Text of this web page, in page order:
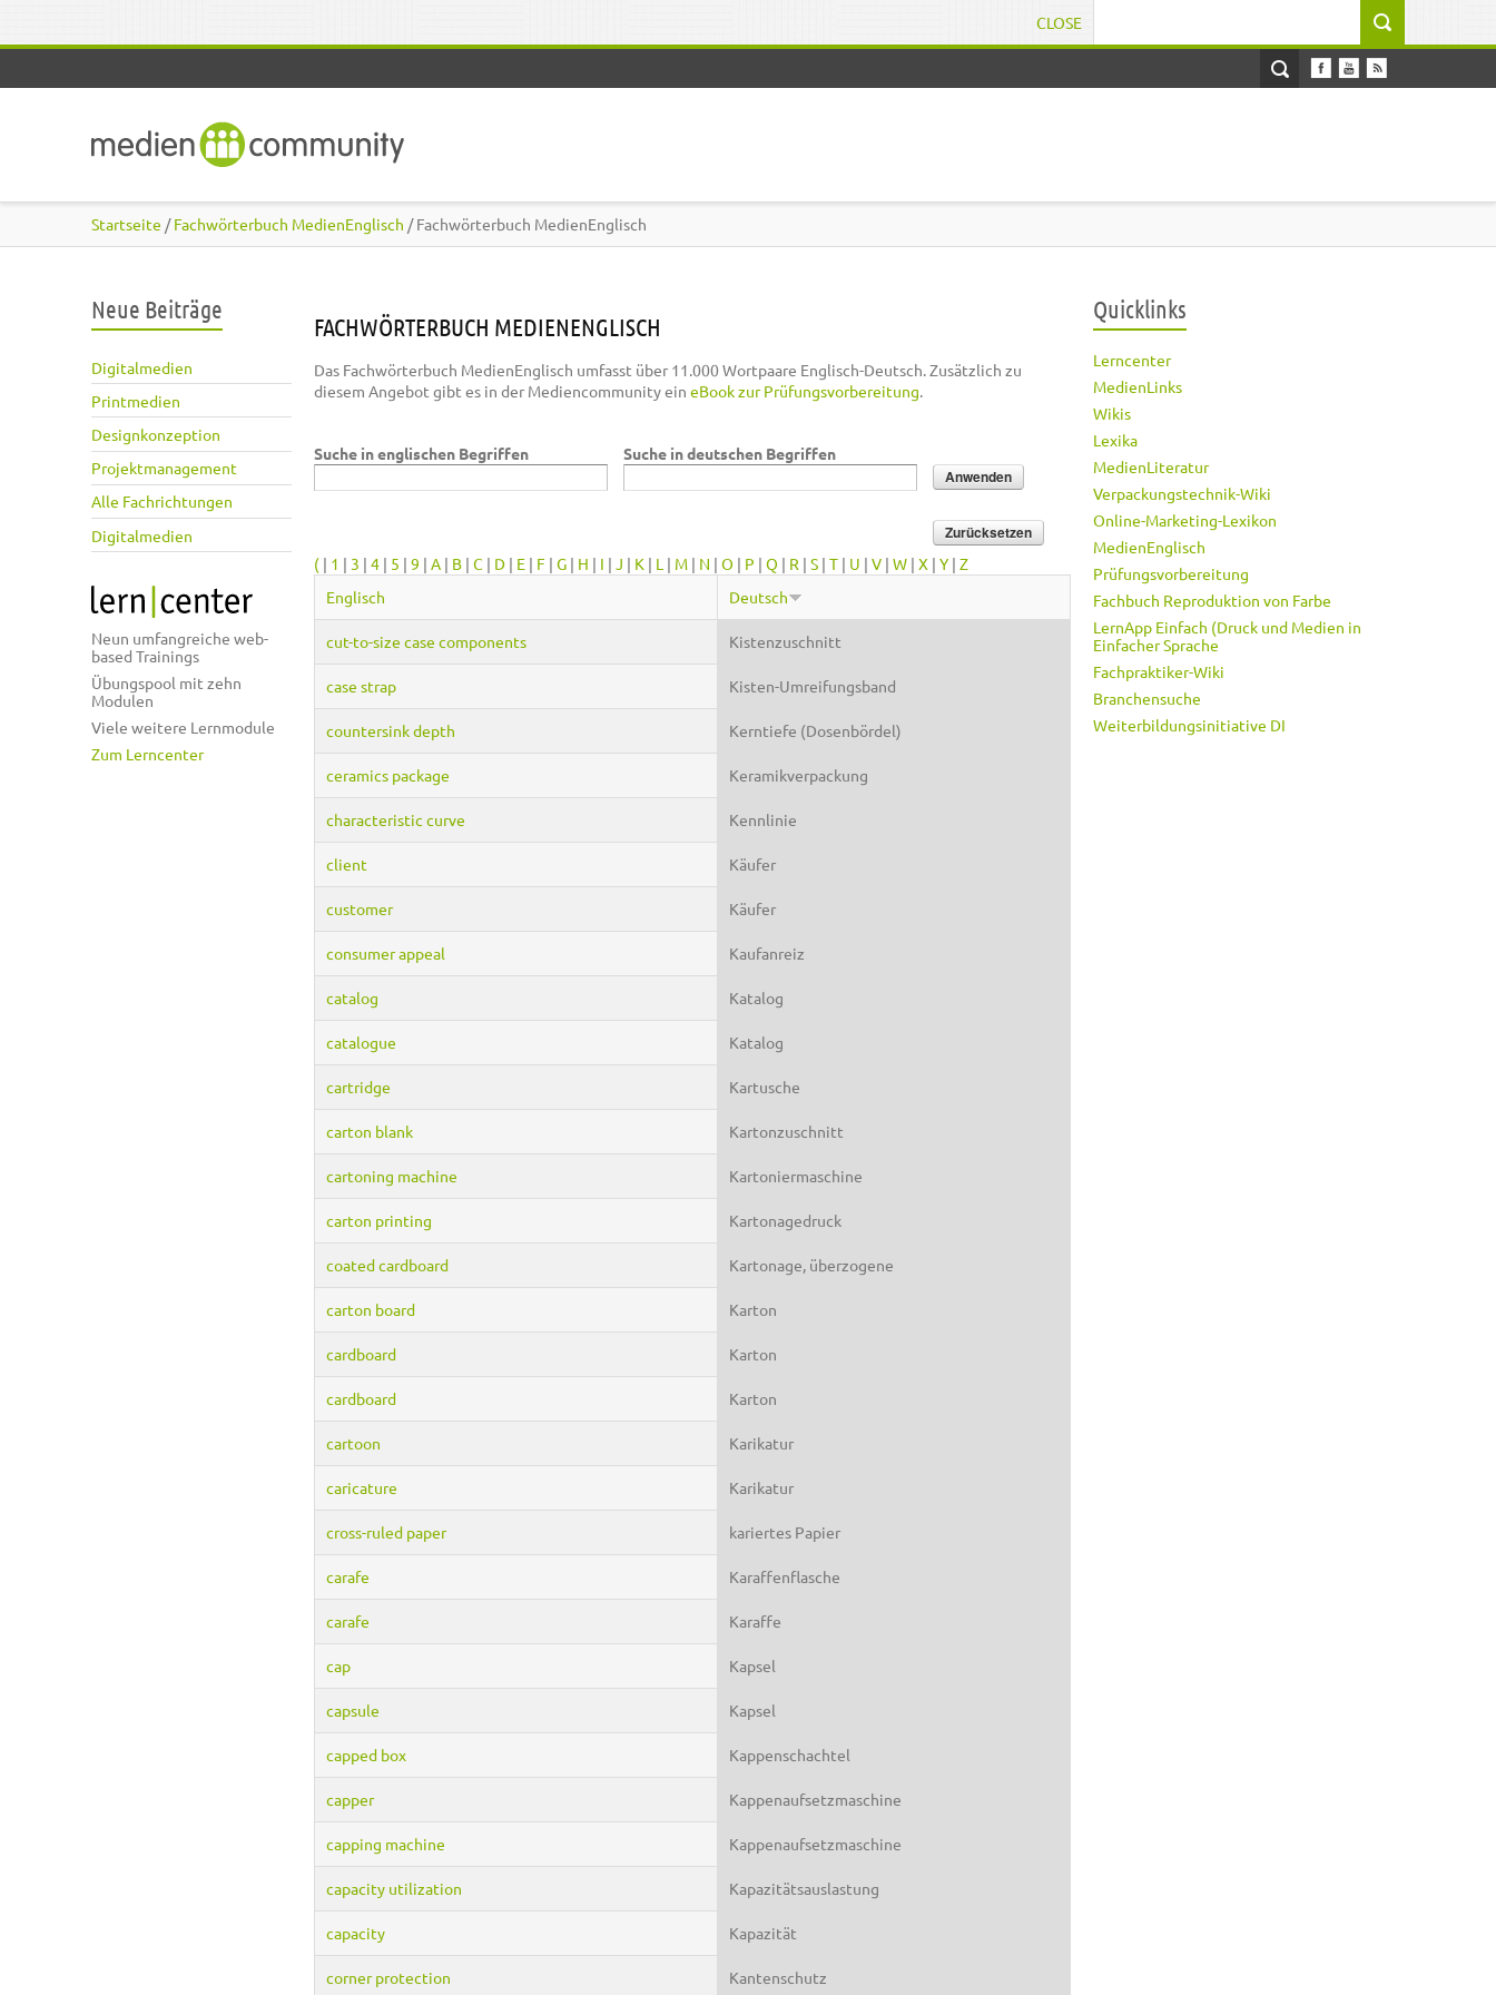
CLOSE
Startseite /Fachwörterbuch MedienEnglisch / Fachwörterbuch MedienEnglisch
Neue Beiträge
Digitalmedien
Printmedien
Designkonzeption
Projektmanagement
Alle Fachrichtungen
Digitalmedien
Neun umfangreiche web-
based Trainings
Übungspool mit zehn
Modulen
Viele weitere Lernmodule
Zum Lerncenter
FACHWÖRTERBUCH MEDIENENGLISCH
Das Fachwörterbuch MedienEnglisch umfasst über 11.000 Wortpaare Englisch-Deutsch. Zusätzlich zu
diesem Angebot gibt es in der Mediencommunity ein eBook zur Prüfungsvorbereitung.
Suche in englischen Begriffen Suche in deutschen Begriffen
( | 1 | 3 | 4 | 5 | 9 | A | B | C | D | E | F | G | H | I | J | K | L | M | N | O | P | Q | R | S | T | U | V | W | X | Y | Z
Englisch
Deutsch
cut-to-size case components Kistenzuschnitt
case strap Kisten-Umreifungsband
countersink depth Kerntiefe (Dosenbördel)
ceramics package Keramikverpackung
characteristic curve Kennlinie
client Käufer
customer Käufer
consumer appeal Kaufanreiz
catalog Katalog
catalogue Katalog
cartridge Kartusche
carton blank Kartonzuschnitt
cartoning machine Kartoniermaschine
carton printing Kartonagedruck
coated cardboard Kartonage, überzogene
carton board Karton
cardboard Karton
cardboard Karton
cartoon Karikatur
caricature Karikatur
cross-ruled paper kariertes Papier
carafe Karaffenflasche
carafe Karaffe
cap Kapsel
capsule Kapsel
capped box Kappenschachtel
capper Kappenaufsetzmaschine
capping machine Kappenaufsetzmaschine
capacity utilization Kapazitätsauslastung
capacity Kapazität
corner protection Kantenschutz
Quicklinks
Lerncenter
MedienLinks
Wikis
Lexika
MedienLiteratur
Verpackungstechnik-Wiki
Online-Marketing-Lexikon
MedienEnglisch
Prüfungsvorbereitung
Fachbuch Reproduktion von Farbe
LernApp Einfach (Druck und Medien in
Einfacher Sprache
Fachpraktiker-Wiki
Branchensuche
Weiterbildungsinitiative DI